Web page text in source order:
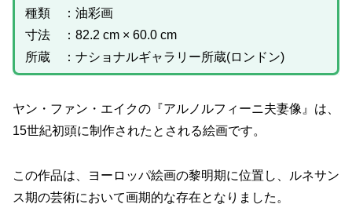
種類 ：油彩画
寸法 ：82.2 cm × 60.0 cm
所蔵 ：ナショナルギャラリー所蔵(ロンドン)
ヤン・ファン・エイクの『アルノルフィーニ夫妻像』は、
15世紀初頭に制作されたとされる絵画です。
この作品は、ヨーロッパ絵画の黎明期に位置し、ルネサン
ス期の芸術において画期的な存在となりました。